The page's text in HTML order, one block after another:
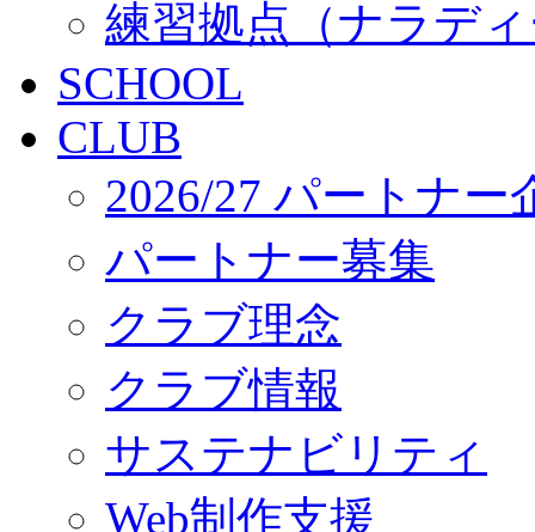
練習拠点（ナラデ
SCHOOL
CLUB
2026/27 パートナー
パートナー募集
クラブ理念
クラブ情報
サステナビリティ
Web制作支援